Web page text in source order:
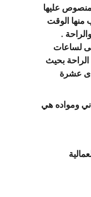
عليها
منها الوقت
.
لساعات
الراحة بحيث
عشرة
ومواده هي